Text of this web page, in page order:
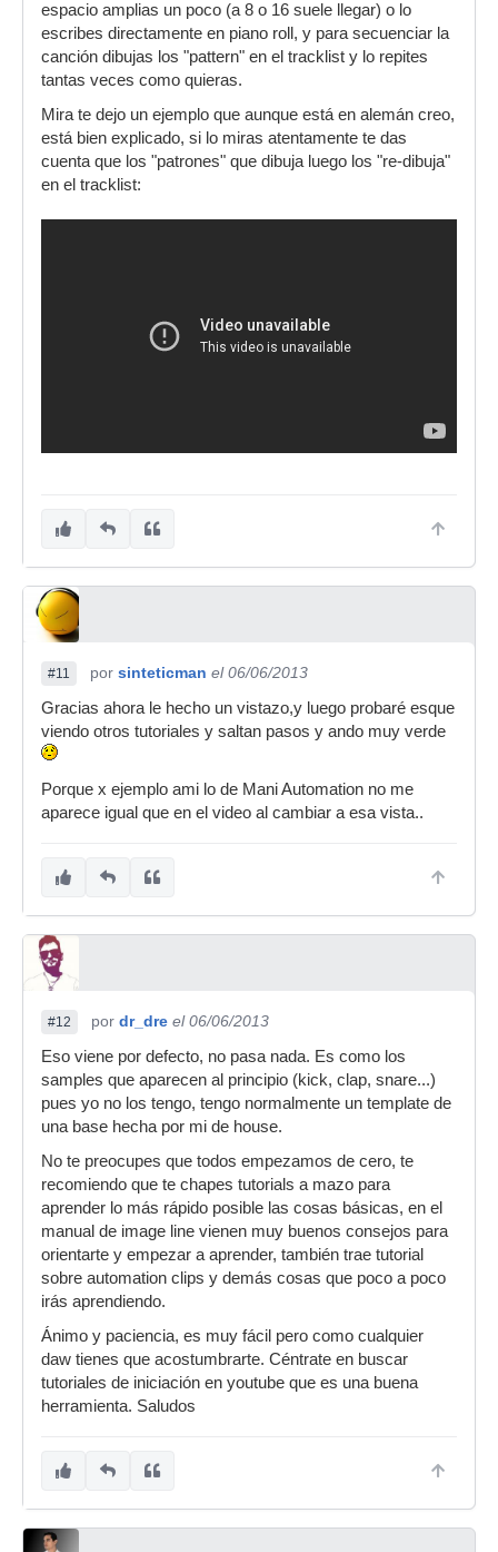
espacio amplias un poco (a 8 o 16 suele llegar) o lo
escribes directamente en piano roll, y para secuenciar la
canción dibujas los "pattern" en el tracklist y lo repites
tantas veces como quieras.
Mira te dejo un ejemplo que aunque está en alemán creo,
está bien explicado, si lo miras atentamente te das
cuenta que los "patrones" que dibuja luego los "re-dibuja"
en el tracklist:
#11 por sinteticman el 06/06/2013
Gracias ahora le hecho un vistazo,y luego probaré esque
viendo otros tutoriales y saltan pasos y ando muy verde
Porque x ejemplo ami lo de Mani Automation no me
aparece igual que en el video al cambiar a esa vista..
#12 por dr_dre el 06/06/2013
Eso viene por defecto, no pasa nada. Es como los
samples que aparecen al principio (kick, clap, snare...)
pues yo no los tengo, tengo normalmente un template de
una base hecha por mi de house.
No te preocupes que todos empezamos de cero, te
recomiendo que te chapes tutorials a mazo para
aprender lo más rápido posible las cosas básicas, en el
manual de image line vienen muy buenos consejos para
orientarte y empezar a aprender, también trae tutorial
sobre automation clips y demás cosas que poco a poco
irás aprendiendo.
Ánimo y paciencia, es muy fácil pero como cualquier
daw tienes que acostumbrarte. Céntrate en buscar
tutoriales de iniciación en youtube que es una buena
herramienta. Saludos